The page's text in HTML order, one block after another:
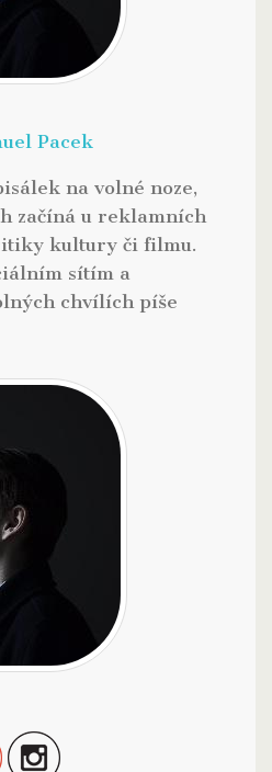
Pacek
na volné noze,
začíná u reklamních
kultury či filmu.
sítím a
chvílích píše